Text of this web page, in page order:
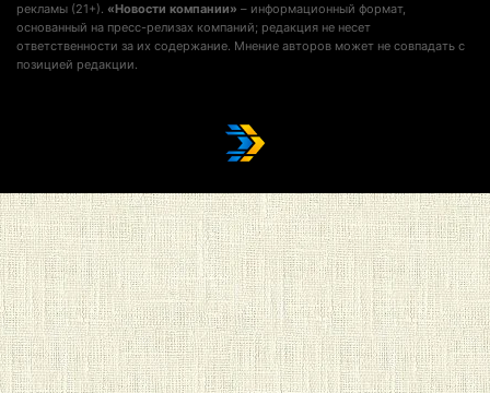
рекламы (21+). «Новости компании» – информационный формат,
основанный на пресс-релизах компаний; редакция не несет
ответственности за их содержание. Мнение авторов может не совпадать с
позицией редакции.